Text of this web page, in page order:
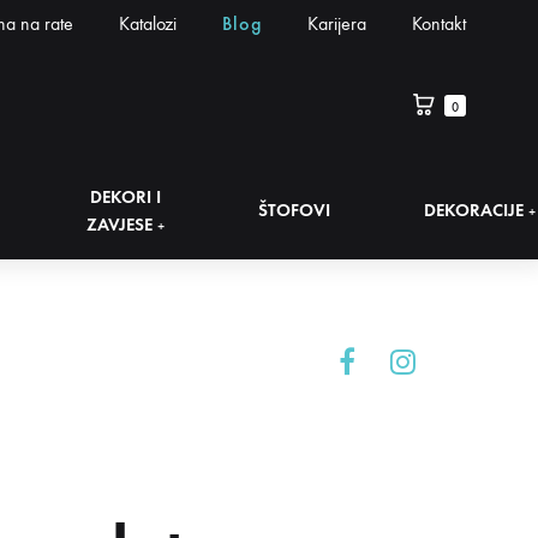
na rate Katalozi Blog Karijera Kontakt
0
DEKORI I
ZAVJESE +
ŠTOFOVI DEKORACIJE +
FacebookInstagram